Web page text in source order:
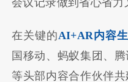
在关键的AI+AR内容
国移动、蚂蚁集团、
等头部内容合作伙伴